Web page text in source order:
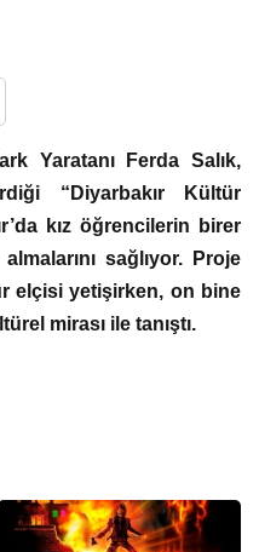
Yaratanı Ferda Salık,
“Diyarbakır Kültür
kız öğrencilerin birer
sağlıyor. Proje
elçisi yetişirken, on bine
mirası ile tanıştı.